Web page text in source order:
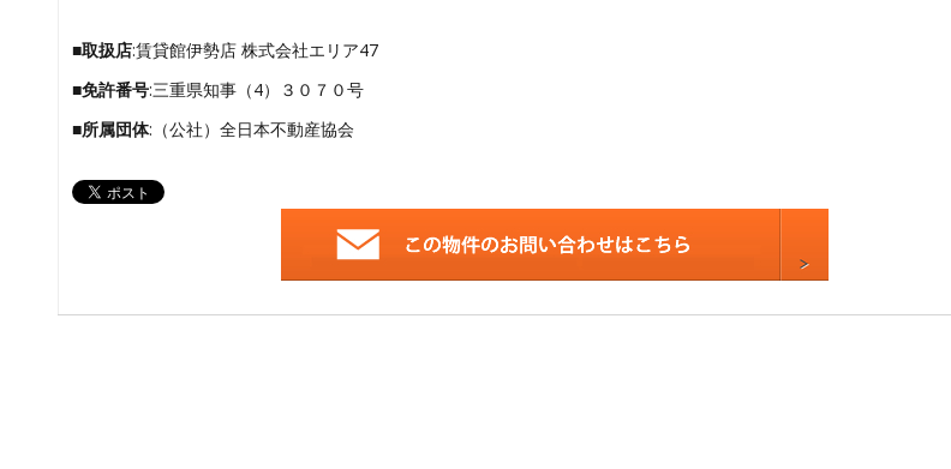
■取扱店:賃貸館伊勢店 株式会社エリア47
■免許番号:三重県知事（4）３０７０号
■所属団体:（公社）全日本不動産協会